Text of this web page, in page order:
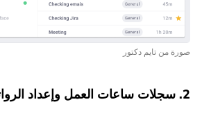
صورة من تايم دكتور
2. سجلات ساعات العمل وإعداد الرواتب